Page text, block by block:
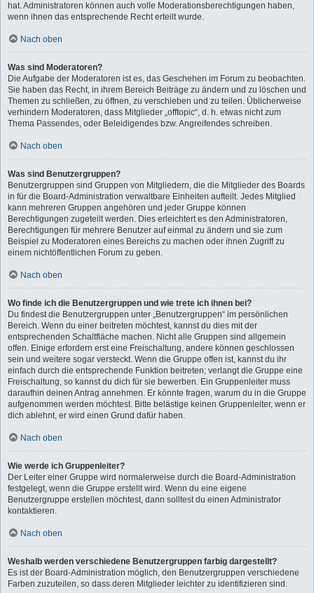
hat. Administratoren können auch volle Moderationsberechtigungen haben,
wenn ihnen das entsprechende Recht erteilt wurde.
Nach oben
Was sind Moderatoren?
Die Aufgabe der Moderatoren ist es, das Geschehen im Forum zu beobachten.
Sie haben das Recht, in ihrem Bereich Beiträge zu ändern und zu löschen und
Themen zu schließen, zu öffnen, zu verschieben und zu teilen. Üblicherweise
verhindern Moderatoren, dass Mitglieder „offtopic“, d. h. etwas nicht zum
Thema Passendes, oder Beleidigendes bzw. Angreifendes schreiben.
Nach oben
Was sind Benutzergruppen?
Benutzergruppen sind Gruppen von Mitgliedern, die die Mitglieder des Boards
in für die Board-Administration verwaltbare Einheiten aufteilt. Jedes Mitglied
kann mehreren Gruppen angehören und jeder Gruppe können
Berechtigungen zugeteilt werden. Dies erleichtert es den Administratoren,
Berechtigungen für mehrere Benutzer auf einmal zu ändern und sie zum
Beispiel zu Moderatoren eines Bereichs zu machen oder ihnen Zugriff zu
einem nichtöffentlichen Forum zu geben.
Nach oben
Wo finde ich die Benutzergruppen und wie trete ich ihnen bei?
Du findest die Benutzergruppen unter „Benutzergruppen“ im persönlichen
Bereich. Wenn du einer beitreten möchtest, kannst du dies mit der
entsprechenden Schaltfläche machen. Nicht alle Gruppen sind allgemein
offen. Einige erfordern erst eine Freischaltung, andere können geschlossen
sein und weitere sogar versteckt. Wenn die Gruppe offen ist, kannst du ihr
einfach durch die entsprechende Funktion beitreten; verlangt die Gruppe eine
Freischaltung, so kannst du dich für sie bewerben. Ein Gruppenleiter muss
daraufhin deinen Antrag annehmen. Er könnte fragen, warum du in die Gruppe
aufgenommen werden möchtest. Bitte belästige keinen Gruppenleiter, wenn er
dich ablehnt, er wird einen Grund dafür haben.
Nach oben
Wie werde ich Gruppenleiter?
Der Leiter einer Gruppe wird normalerweise durch die Board-Administration
festgelegt, wenn die Gruppe erstellt wird. Wenn du eine eigene
Benutzergruppe erstellen möchtest, dann solltest du einen Administrator
kontaktieren.
Nach oben
Weshalb werden verschiedene Benutzergruppen farbig dargestellt?
Es ist der Board-Administration möglich, den Benutzergruppen verschiedene
Farben zuzuteilen, so dass deren Mitglieder leichter zu identifizieren sind.